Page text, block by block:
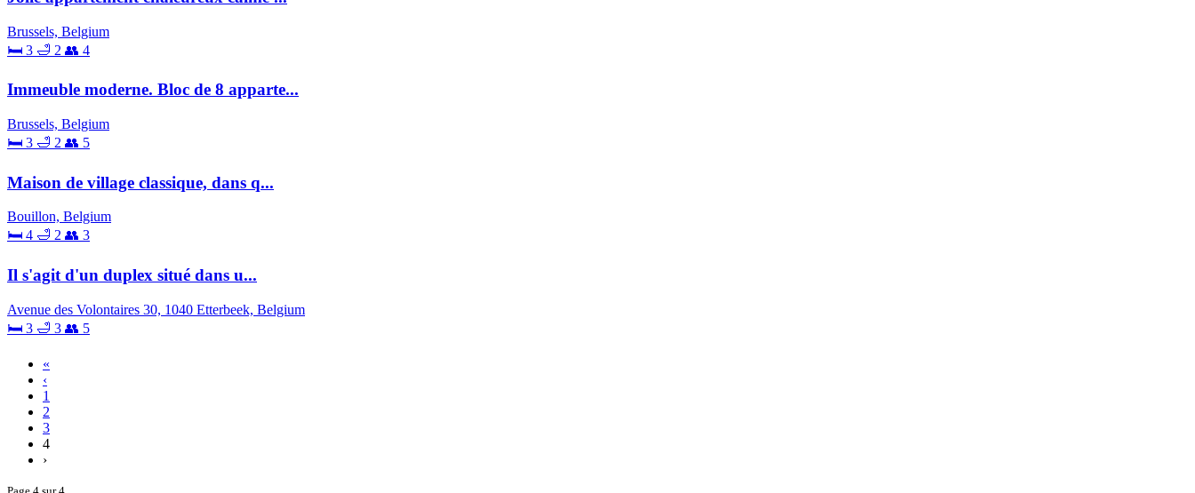
Brussels, Belgium
🛏 3 🛁 2 👥 4
Immeuble moderne. Bloc de 8 apparte...
Brussels, Belgium
🛏 3 🛁 2 👥 5
Maison de village classique, dans q...
Bouillon, Belgium
🛏 4 🛁 2 👥 3
Il s'agit d'un duplex situé dans u...
Avenue des Volontaires 30, 1040 Etterbeek, Belgium
🛏 3 🛁 3 👥 5
«
‹
1
2
3
4
›